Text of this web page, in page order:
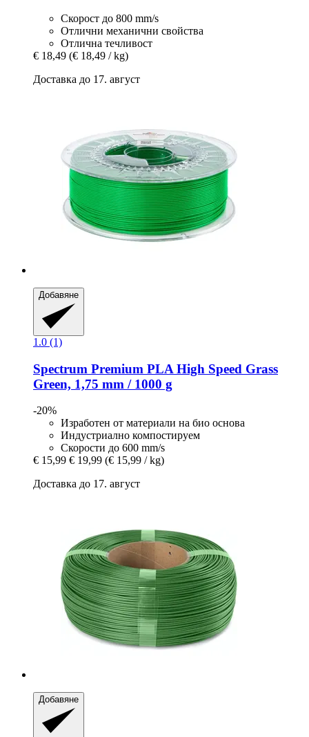
Скорост до 800 mm/s
Отлични механични свойства
Отлична течливост
€ 18,49 (€ 18,49 / kg)
Доставка до 17. август
Добавяне
1.0 (1)
Spectrum Premium PLA High Speed Grass
Green, 1,75 mm / 1000 g
-20%
Изработен от материали на био основа
Индустриално компостируем
Скорости до 600 mm/s
€ 15,99 € 19,99 (€ 15,99 / kg)
Доставка до 17. август
Добавяне